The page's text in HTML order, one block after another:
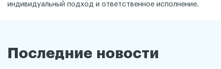
индивидуальный подход и ответственное исполнение.
Последние новости